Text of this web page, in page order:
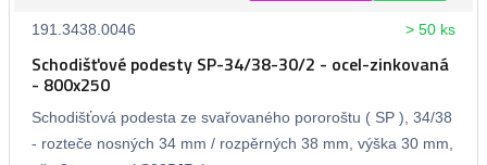
191.3438.0046 > 50 ks
Schodišťové podesty SP-34/38-30/2 - ocel-zinkovaná
- 800x250
Schodišťová podesta ze svařovaného pororoštu ( SP ), 34/38
- rozteče nosných 34 mm / rozpěrných 38 mm, výška 30 mm,